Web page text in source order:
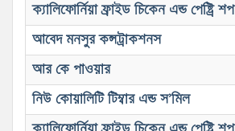
ক্যালিফোর্নিয়া ফ্রাইড চিকেন এন্ড পেষ্ট্রি শপ
আবেদ মনসুর কন্সট্রাকশনস
আর কে পাওয়ার
নিউ কোয়ালিটি টিম্বার এন্ড স’মিল